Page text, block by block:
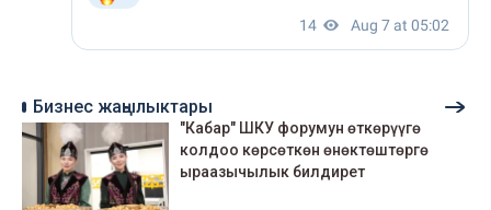
Бизнес жаңылыктары
"Кабар" ШКУ форумун өткөрүүгө
колдоо көрсөткөн өнөктөштөргө
ыраазычылык билдирет